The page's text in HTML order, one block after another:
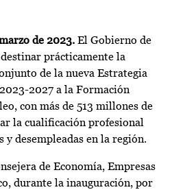
de 2023. El Gobierno de
prácticamente la
de la nueva Estrategia
2027 a la Formación
con más de 513 millones de
la cualificación profesional
y desempleadas en la región.
de Economía, Empresas
durante la inauguración, por